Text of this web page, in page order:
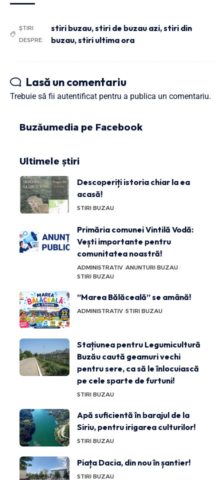
ȘTIRI
DESPRE:
stiri buzau,stiri de buzau azi,stiri din
buzau,stiri ultima ora
Lasă un comentariu
Trebuie să fii autentificat pentru a publica un comentariu.
Buzăumedia pe Facebook
Ultimele știri
Descoperiți istoria chiar la ea
acasă!
STIRI BUZAU
Primăria comunei Vintilă Vodă:
Vești importante pentru
comunitatea noastră!
ADMINISTRATIV ANUNTURI BUZAU
STIRI BUZAU
”Marea Bălăceală” se amână!
ADMINISTRATIV STIRI BUZAU
Stațiunea pentru Legumicultură
Buzău caută geamuri vechi
pentru sere, ca să le înlocuiască
pe cele sparte de furtuni!
STIRI BUZAU
Apă suficientă în barajul de la
Siriu, pentru irigarea culturilor!
STIRI BUZAU
Piața Dacia, din nou în șantier!
STIRI BUZAU